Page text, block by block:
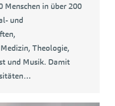
Menschen in über 200
und
Theologie,
und Musik. Damit